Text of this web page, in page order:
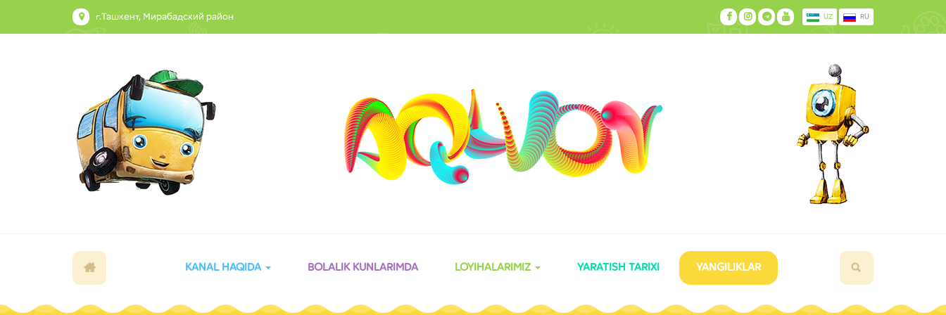
г.Ташкент, Мирабадский район UZ RU
KANAL HAQIDA BOLALIK KUNLARIMDA LOYIHALARIMIZ YARATISH TARIXI YANGILIKLAR